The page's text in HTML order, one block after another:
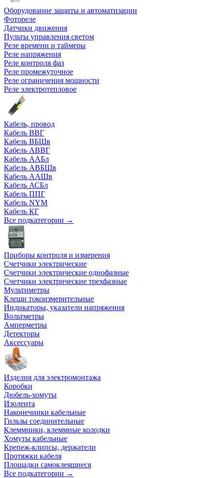
Оборудование защиты и автоматизации
Фотореле
Датчики движения
Пульты управления светом
Реле времени и таймеры
Реле напряжения
Реле контроля фаз
Реле промежуточное
Реле ограничения мощности
Реле электротепловое
Кабель, провод
Кабель ВВГ
Кабель ВБШв
Кабель АВВГ
Кабель ААБл
Кабель АВБШв
Кабель ААШв
Кабель АСБл
Кабель ППГ
Кабель NYM
Кабель КГ
Все подкатегории →
Приборы контроля и измерения
Счетчики электрические
Счетчики электрические однофазные
Счетчики электрические трехфазные
Мультиметры
Клещи токоизмерительные
Индикаторы, указатели напряжения
Вольтметры
Амперметры
Детекторы
Аксессуары
Изделия для электромонтажа
Коробки
Дюбель-хомуты
Изолента
Наконечники кабельные
Гильзы соединительные
Клеммники, клеммные колодки
Хомуты кабельные
Крепеж-клипсы, держатели
Протяжки кабеля
Площадки самоклеящиеся
Все подкатегории →